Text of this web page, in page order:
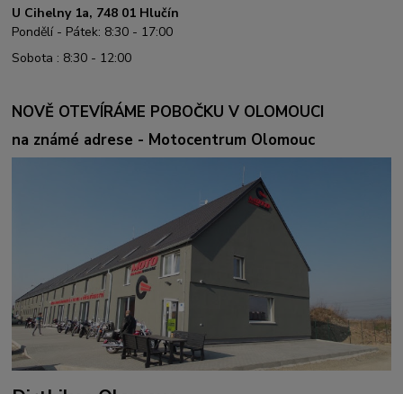
U Cihelny 1a, 748 01 Hlučín
Pondělí - Pátek: 8:30 - 17:00
Sobota : 8:30 - 12:00
NOVĚ OTEVÍRÁME POBOČKU V OLOMOUCI
na známé adrese - Motocentrum Olomouc